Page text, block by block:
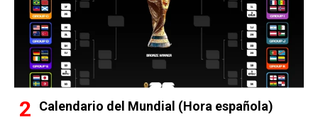
Calendario del Mundial (Hora española)